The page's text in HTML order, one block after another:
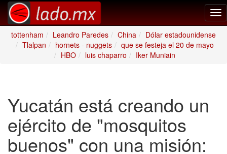
tottenham
Leandro Paredes China
Dólar estadounidense
Tlalpan
hornets - nuggets
que se festeja el 20 de mayo
HBO
luis chaparro Iker Muniain
Yucatán está creando un
ejército de "mosquitos
buenos" con una misión: